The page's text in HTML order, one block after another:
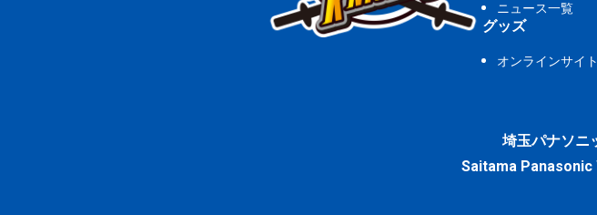
ニュース一覧
グッズ
オンラインサイト
埼玉パナソニ
Saitama